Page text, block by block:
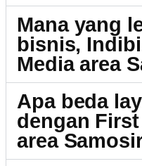
Mana yang
bisnis,
Media area
Apa beda
dengan
area